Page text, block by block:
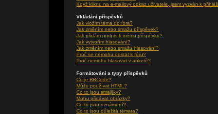
Když kliknu na e-mailový odkaz uživatele, jsem vyzván k
Vkládání příspěvků
Jak vložím téma do fóra?
Jak změním nebo smažu příspěvek?
Jak přidám podpis k mému příspěvku?
Jak vytvořím hlasování?
Jak změním nebo smažu hlasování?
Proč se nemohu dostat k fóru?
Proč nemohu hlasovat v anketě?
Formátování a typy příspěvků
Co je BBCode?
Můžu používat HTML?
Co to jsou smajlíky?
Mohu přidávat obrázky?
Co to jsou oznámení?
Co to jsou důležitá témata?